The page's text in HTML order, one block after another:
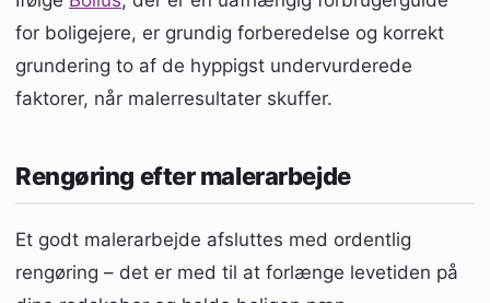
for boligejere, er grundig forberedelse og korrekt
grundering to af de hyppigst undervurderede
faktorer, når malerresultater skuffer.
Rengøring efter malerarbejde
Et godt malerarbejde afsluttes med ordentlig
rengøring – det er med til at forlænge levetiden på